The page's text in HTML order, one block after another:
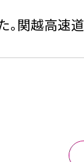
。関越高速